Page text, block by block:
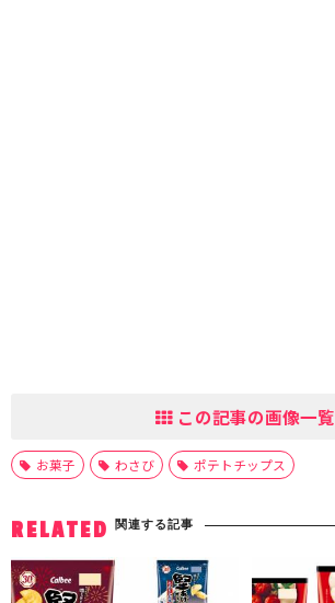
この記事の画像一覧
お菓子 わさび ポテトチップス
RELATED 関連する記事